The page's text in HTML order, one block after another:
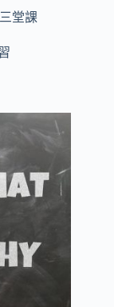
堂課